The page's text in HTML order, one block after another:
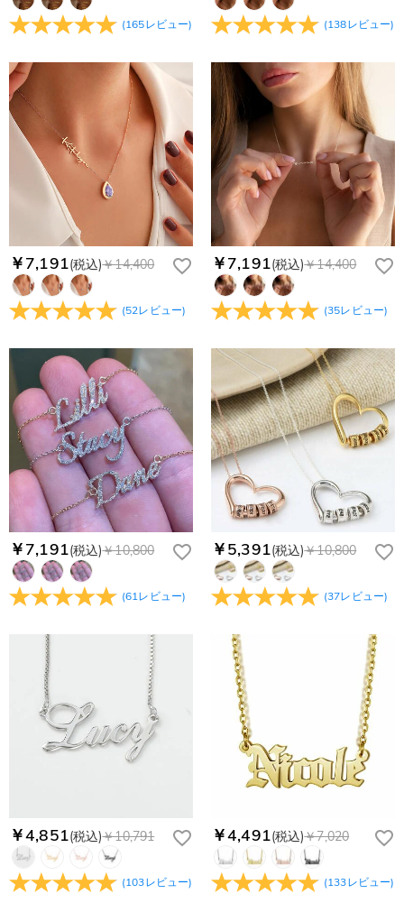
service@drawelry.jp】までご連絡ください。ご連絡頂く時に注
文番号もお送りください。
Drawelryからのメールが届いていない場合、次の可能性が考え
られます。原因①迷惑メールフォルダに移動されている。解決
迷惑メールでないよう操作して、service@drawelry.jp からの
メールが正しく届くように、迷惑メールフィルターの設定を変
更してください。原因②通信状態などによりメールの到着が遅
れている。解決策：数時間たっても届かない場合は、今後お送
りするメールも遅れる可能性がありますので、別のメールアド
レスからお名前とご住所を記載したメールを
service@drawelry.jp へ送信してください。原因③メールアド
レスの入力に誤りがある。解決策：お名前とご住所を記載した
メールを service@drawelry.jp へ送信してください。
支払方法は何がありますか？
Paypal、ApplePay、GooglePayからお選びいただけます。
コンビニ前払いのお支払い期限はいつまででしょう
コンビニ前払いのお支払い期限はご注文から 6 日間となりま
す。
支払い情報は保護されますか？
お支払い情報は高度なセキュリティで保護されております。お
客様のお支払い情報は当社のサーバーに一切保存されません。
Paypal又はクレジットカート発行会社によって処理されます。
個人情報は保護されますか？
当社では、個人情報保護を目的としたコンプライアンスに則
り、プライバシーポリシーを定めています。お客様に安心かつ
安全にご利用いただけるよう最善の注意を払い、個人情報を厳
確認ください
(165レビュー) (138レビュー)
￥7,191(税込)￥14,400
(52レビュー)
￥7,191(税込)￥14,400
(35レビュー)
￥7,191(税込)￥10,800
(61レビュー)
￥5,391(税込)￥10,800
(37レビュー)
￥4,851(税込)￥10,791
(103レビュー)
￥4,491(税込)￥7,020
(133レビュー)